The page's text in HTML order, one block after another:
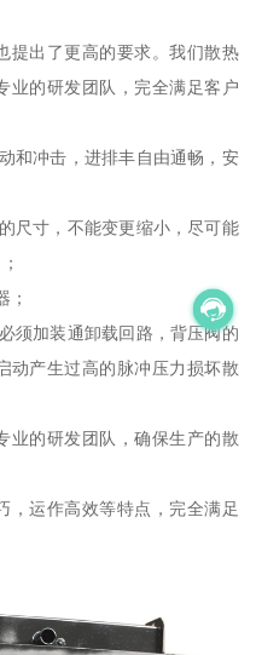
提出了更高的要求。我们散热
业的研发团队，完全满足客户
冲击，进排丰自由通畅，安
寸，不能变更缩小，尽可能
加装通卸载回路，背压阀的
动产生过高的脉冲压力损坏散
的研发团队，确保生产的散
运作高效等特点，完全满足